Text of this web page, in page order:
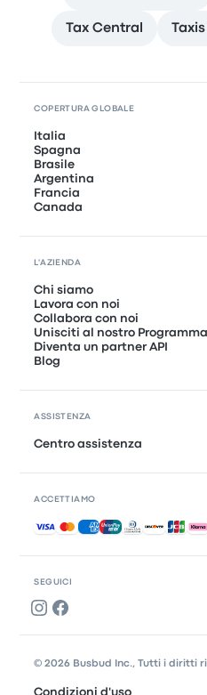
Tax Central
SEGUICI
COPERTURA GLOBALE
Italia
Spagna
Brasile
Argentina
Francia
Canada
L'AZIENDA
Chi siamo
Lavora con noi
Collabora con noi
Unisciti al nostro
Diventa un partner API
Blog
ASSISTENZA
Centro assistenza
ACCETTIAMO
Pagamenti accettati
© 2026 Busbud Inc., Tutti i diritti
Condizioni d'uso